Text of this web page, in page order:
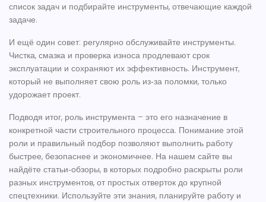
список задач и подбирайте инструменты, отвечающие каждой
задаче.
И ещё один совет: регулярно обслуживайте инструменты.
Чистка, смазка и проверка износа продлевают срок
эксплуатации и сохраняют их эффективность. Инструмент,
который не выполняет свою роль из‑за поломки, только
удорожает проект.
Подводя итог, роль инструмента – это его назначение в
конкретной части строительного процесса. Понимание этой
роли и правильный подбор позволяют выполнить работу
быстрее, безопаснее и экономичнее. На нашем сайте вы
найдёте статьи‑обзоры, в которых подробно раскрыты роли
разных инструментов, от простых отверток до крупной
спецтехники. Используйте эти знания, планируйте работу и